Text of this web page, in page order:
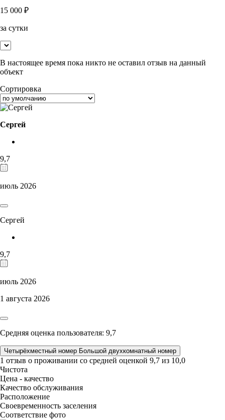
15 000 ₽
за сутки
В настоящее время пока никто не оставил отзыв на данный
объект
Сортировка
Сергей
9,7
июль 2026
Сергей
9,7
июль 2026
1 августа 2026
Средняя оценка пользователя: 9,7
Четырёхместный номер Большой двухкомнатный номер
1 отзыв о проживании со средней оценкой 9,7 из 10,0
Чистота
Цена - качество
Качество обслуживания
Расположение
Своевременность заселения
Соответствие фото